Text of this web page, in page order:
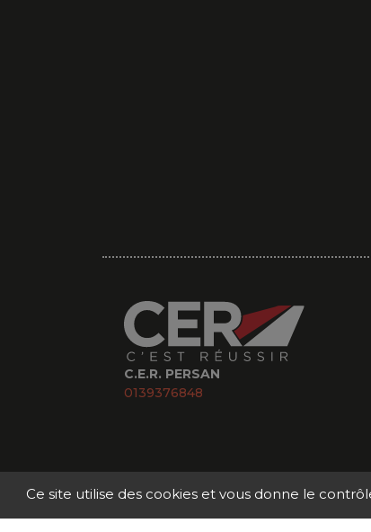
Ce site utilise des cookies et vous donne le
C.E.R. PERSAN
0139376848